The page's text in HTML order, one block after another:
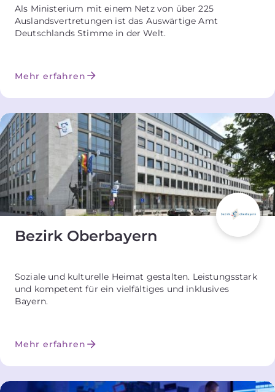
Als Ministerium mit einem Netz von über 225
Auslandsvertretungen ist das Auswärtige Amt
Deutschlands Stimme in der Welt.
Mehr erfahren
Bezirk Oberbayern
Soziale und kulturelle Heimat gestalten. Leistungsstark
und kompetent für ein vielfältiges und inklusives
Bayern.
Mehr erfahren